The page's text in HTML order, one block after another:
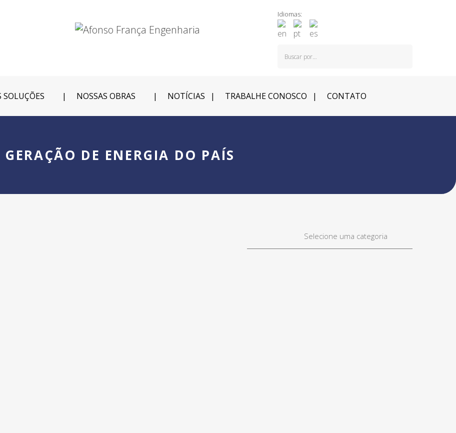
Idiomas:
SOLUÇÕES NOSSAS OBRAS NOTÍCIAS TRABALHE CONOSCO CONTATO
GERAÇÃO DE ENERGIA DO PAÍS
Selecione uma categoria